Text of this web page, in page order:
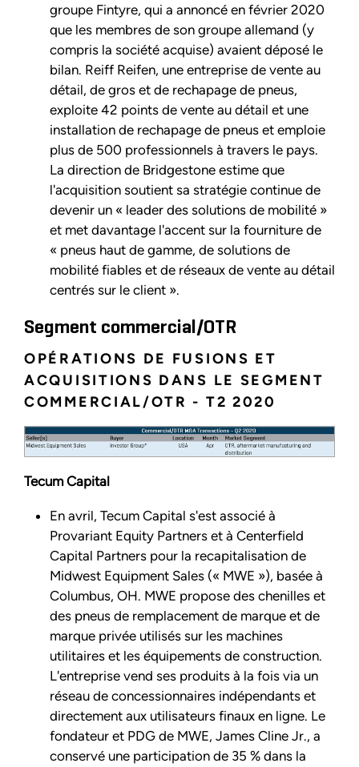
groupe Fintyre, qui a annoncé en février 2020
que les membres de son groupe allemand (y
compris la société acquise) avaient déposé le
bilan. Reiff Reifen, une entreprise de vente au
détail, de gros et de rechapage de pneus,
exploite 42 points de vente au détail et une
installation de rechapage de pneus et emploie
plus de 500 professionnels à travers le pays.
La direction de Bridgestone estime que
l'acquisition soutient sa stratégie continue de
devenir un « leader des solutions de mobilité »
et met davantage l'accent sur la fourniture de
« pneus haut de gamme, de solutions de
mobilité fiables et de réseaux de vente au détail
centrés sur le client ».
Segment commercial/OTR
OPÉRATIONS DE FUSIONS ET
ACQUISITIONS DANS LE SEGMENT
COMMERCIAL/OTR - T2 2020
Tecum Capital
En avril, Tecum Capital s'est associé à
Provariant Equity Partners et à Centerfield
Capital Partners pour la recapitalisation de
Midwest Equipment Sales (« MWE »), basée à
Columbus, OH. MWE propose des chenilles et
des pneus de remplacement de marque et de
marque privée utilisés sur les machines
utilitaires et les équipements de construction.
L'entreprise vend ses produits à la fois via un
réseau de concessionnaires indépendants et
directement aux utilisateurs finaux en ligne. Le
fondateur et PDG de MWE, James Cline Jr., a
conservé une participation de 35 % dans la